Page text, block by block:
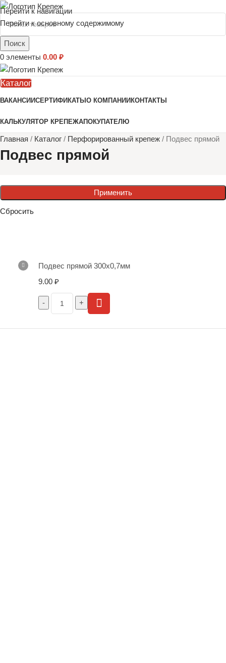
Перейти к навигации
Перейти к основному содержимому
Поиск
0 элементы 0.00 ₽
Каталог
ВАКАНСИИСЕРТИФИКАТЫ О КОМПАНИИ КОНТАКТЫ
КАЛЬКУЛЯТОР КРЕПЕЖАПОКУПАТЕЛЮ
Главная / Каталог / Перфорированный крепеж / Подвес прямой
Подвес прямой
Применить
Сбросить
Подвес прямой 300х0,7мм
9.00 ₽